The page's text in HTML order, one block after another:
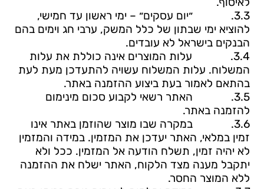
3.3.
״יום עסקים״ – ימי ראשון עד חמישי,
להוציא ימי שבתון של כלל המשק, ערבי חג וימים בהם
הבנקים בישראל לא עובדים.
3.4.
עלות המוצרים אינה כוללת את עלות
המשלוח. עלות המשלוח עשויה להתעדכן מעת לעת
בהתאם לאמור בעת ביצוע ההזמנה באתר.
3.5.
האתר רשאי לקבוע סכום מינימום
להזמנה באתר.
3.6.
במקרה שבו מוצר שהוזמן באתר אינו
זמין במלאי, האתר יעדכן את המזמין. במידה והמזמין
לא יהיה זמין, תשלח הודעה אל המזמין. ככל ולא
יתקבל מענה מצד הלקוח, האתר ישלח את ההזמנה
ללא המוצר החסר.